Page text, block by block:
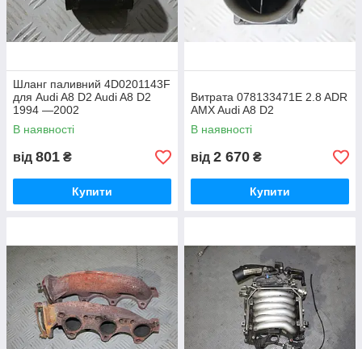
Шланг паливний 4D0201143F
для Audi A8 D2 Audi A8 D2
1994 —2002
В наявності
від 801 ₴
Купити
Витрата 078133471E 2.8 ADR
AMX Audi A8 D2
В наявності
від 2 670 ₴
Купити